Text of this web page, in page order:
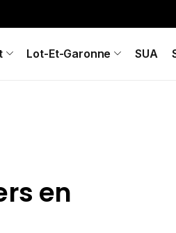
Lot-Et-Garonne SUA
en